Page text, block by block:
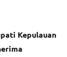
Kepulauan